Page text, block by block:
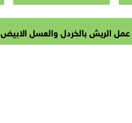
الريش بالخردل والعسل الابيض